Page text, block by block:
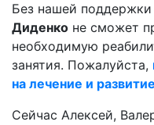
Без нашей поддержки
Диденко не сможет
необходимую
занятия. Пожалуйста,
на лечение и
Сейчас Алексей,